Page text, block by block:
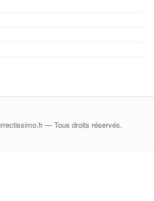
— Tous droits réservés.